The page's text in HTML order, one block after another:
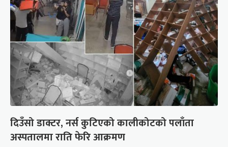
दिउँसो डाक्टर, नर्स कुटिएको कालीकोटको पलाँता
अस्पतालमा राति फेरि आक्रमण